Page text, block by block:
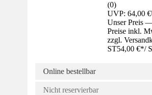
(0)
UVP: 64,00 €
Unser Preis
Preise inkl.
zzgl.
ST54,00 €*/
Online bestellbar
Nicht reservierbar